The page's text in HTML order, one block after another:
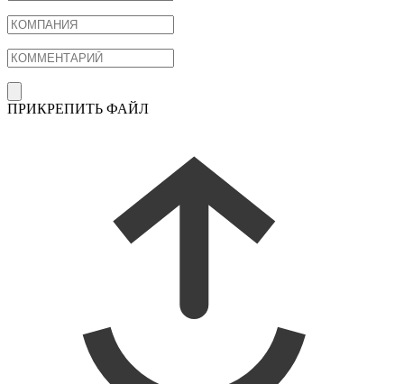
ПРИКРЕПИТЬ ФАЙЛ